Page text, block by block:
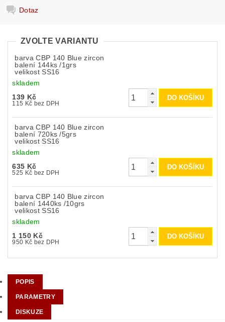
Dotaz
ZVOLTE VARIANTU
barva CBP 140 Blue zircon
balení 144ks /1grs
velikost SS16
skladem
139 Kč
115 Kč bez DPH
barva CBP 140 Blue zircon
balení 720ks /5grs
velikost SS16
skladem
635 Kč
525 Kč bez DPH
barva CBP 140 Blue zircon
balení 1440ks /10grs
velikost SS16
skladem
1 150 Kč
950 Kč bez DPH
POPIS
PARAMETRY
DISKUZE